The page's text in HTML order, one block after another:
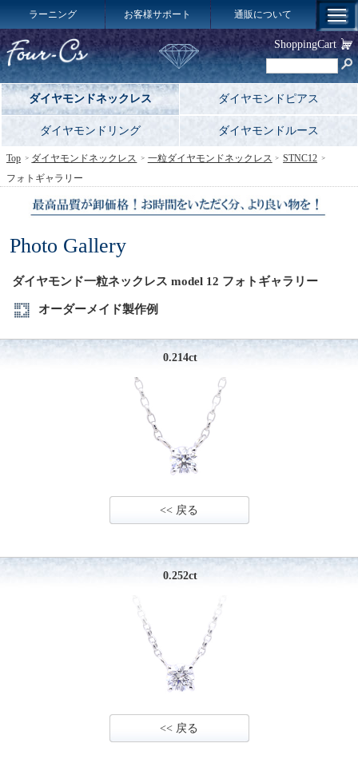
ラーニング お客様サポート 通販について
ダイヤモンドネックレス ダイヤモンドピアス
ダイヤモンドリング ダイヤモンドルース
Photo Gallery
ダイヤモンド一粒ネックレス model 12 フォトギャラリー
オーダーメイド製作例
0.214ct
<< 戻る
0.252ct
<< 戻る
Top ダイヤモンドネックレス 一粒ダイヤモンドネックレス
STNC12
フォトギャラリー
ShoppingCart